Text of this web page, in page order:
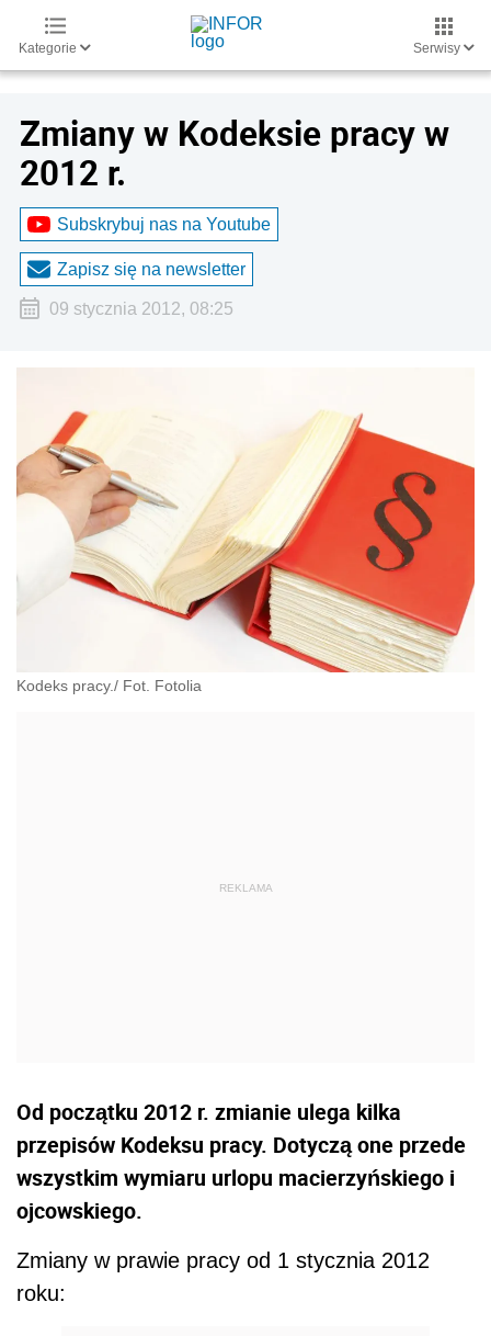
Kategorie Serwisy
Zmiany w Kodeksie pracy w
2012 r.
Subskrybuj nas na Youtube
Zapisz się na newsletter
09 stycznia 2012, 08:25
Kodeks pracy./ Fot. Fotolia
Od początku 2012 r. zmianie ulega kilka
przepisów Kodeksu pracy. Dotyczą one przede
wszystkim wymiaru urlopu macierzyńskiego i
ojcowskiego.
Zmiany w prawie pracy od 1 stycznia 2012
roku: